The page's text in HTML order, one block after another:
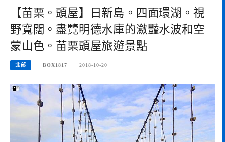
【苗栗。頭屋】日新島。四面環湖。視
野寬闊。盡覽明德水庫的瀲豔水波和空
蒙山色。苗栗頭屋旅遊景點
北部 BOX1817 2018-10-20